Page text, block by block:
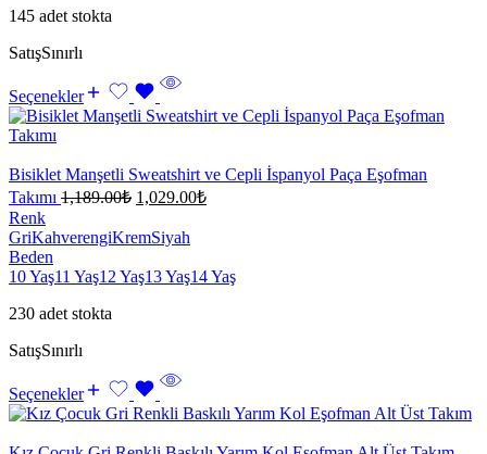
145 adet stokta
SatışSınırlı
Seçenekler
Bisiklet Manşetli Sweatshirt ve Cepli İspanyol Paça Eşofman
Takımı 1,189.00₺ 1,029.00₺
Renk
GriKahverengiKremSiyah
Beden
10 Yaş11 Yaş12 Yaş13 Yaş14 Yaş
230 adet stokta
SatışSınırlı
Seçenekler